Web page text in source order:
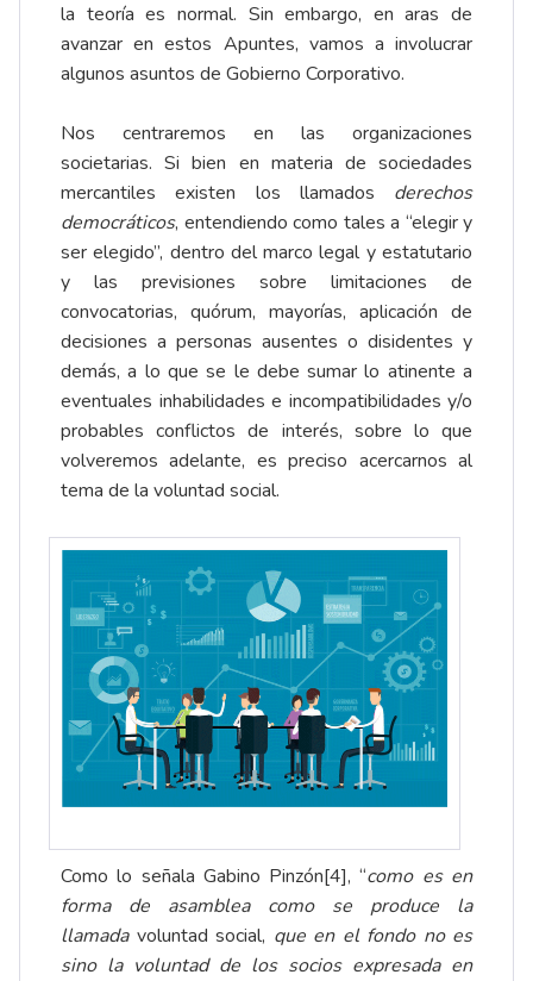
la teoría es normal. Sin embargo, en aras de
avanzar en estos Apuntes, vamos a involucrar
algunos asuntos de Gobierno Corporativo.
Nos centraremos en las organizaciones
societarias. Si bien en materia de sociedades
mercantiles existen los llamados derechos
democráticos, entendiendo como tales a “elegir y
ser elegido”, dentro del marco legal y estatutario
y las previsiones sobre limitaciones de
convocatorias, quórum, mayorías, aplicación de
decisiones a personas ausentes o disidentes y
demás, a lo que se le debe sumar lo atinente a
eventuales inhabilidades e incompatibilidades y/o
probables conflictos de interés, sobre lo que
volveremos adelante, es preciso acercarnos al
tema de la voluntad social.
Como lo señala Gabino Pinzón[4], “como es en
forma de asamblea como se produce la
llamada voluntad social, que en el fondo no es
sino la voluntad de los socios expresada en